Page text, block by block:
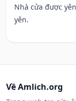
Nhà cửa được
yên.
Về Amlich.org